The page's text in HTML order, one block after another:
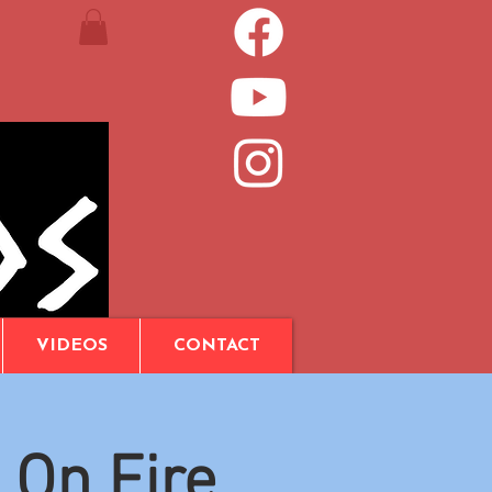
VIDEOS CONTACT